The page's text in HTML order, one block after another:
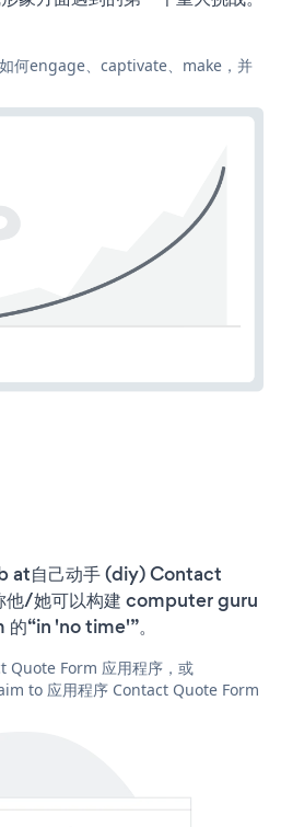
何engage、captivate、make，并
at自己动手 (diy) Contact
他/她可以构建 computer guru
“in 'no time'”。
Quote Form 应用程序，或
to 应用程序 Contact Quote Form